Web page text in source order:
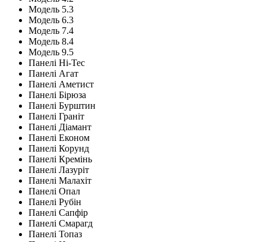
Модель 5.3
Модель 6.3
Модель 7.4
Модель 8.4
Модель 9.5
Панелі Hi-Tec
Панелі Агат
Панелі Аметист
Панелі Бірюза
Панелі Бурштин
Панелі Граніт
Панелі Діамант
Панелі Економ
Панелі Корунд
Панелі Кремінь
Панелі Лазуріт
Панелі Малахіт
Панелі Опал
Панелі Рубін
Панелі Сапфір
Панелі Смарагд
Панелі Топаз